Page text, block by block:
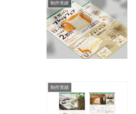
制作実績
制作実績